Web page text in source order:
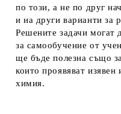
по този, а не по друг
и на други варианти за
Решените задачи могат
за самообучение от
ще бъде полезна също
които проявяват изявен
химия.